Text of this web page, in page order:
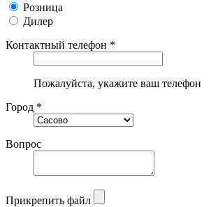
Розница
Дилер
Контактный телефон *
Пожалуйста, укажите ваш телефон
Город *
Вопрос
Прикрепить файл